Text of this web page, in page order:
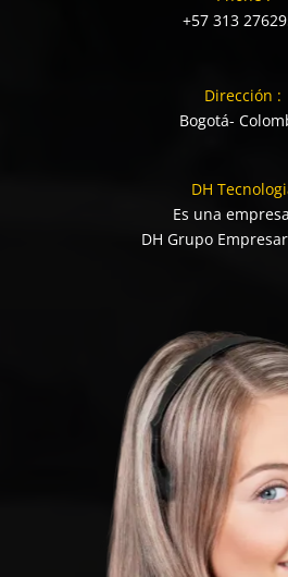
+57 313
Dirección :
Bogotá-
DH
Es una
DH Grupo